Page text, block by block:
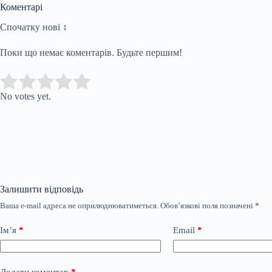
Коментарі
Спочатку нові ↕
Поки що немає коментарів. Будьте першим!
Rate this item:
No votes yet.
Залишити відповідь
Ваша e-mail адреса не оприлюднюватиметься. Обов’язкові поля позначені *
Ім’я * Email *